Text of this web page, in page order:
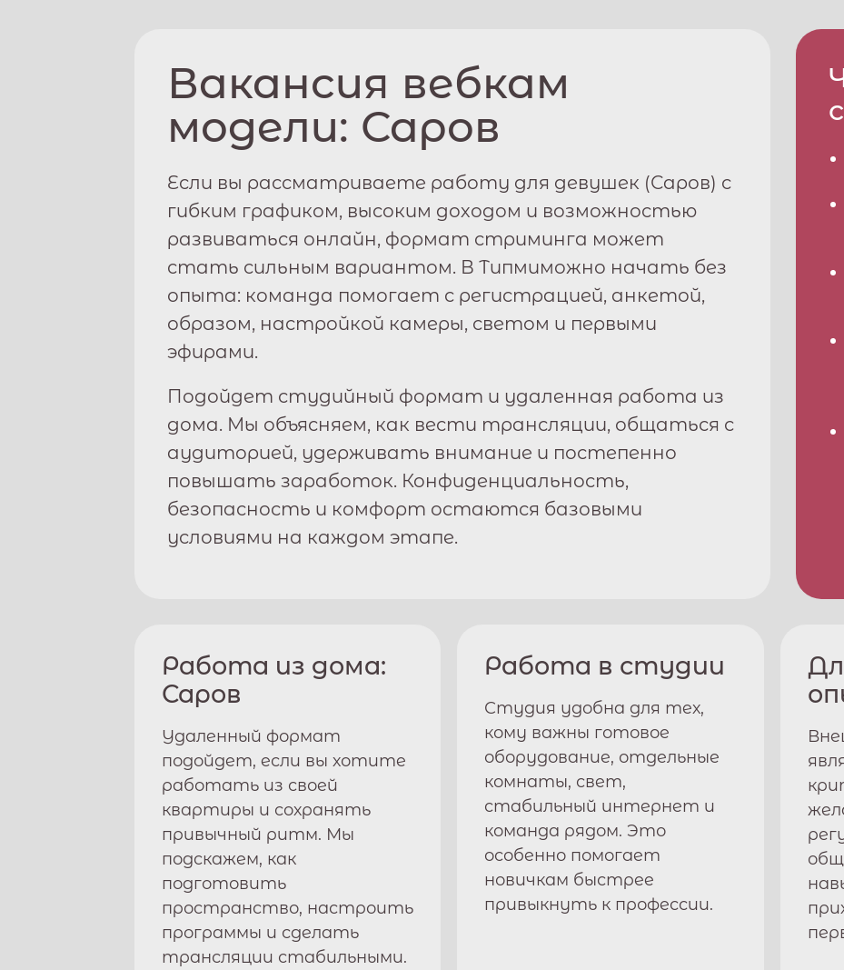
Вакансия вебкам
модели: Саров
Если вы рассматриваете работу для девушек (Саров) с
гибким графиком, высоким доходом и возможностью
развиваться онлайн, формат стриминга может
стать сильным вариантом. В Типмиможно начать без
опыта: команда помогает с регистрацией, анкетой,
образом, настройкой камеры, светом и первыми
эфирами.
Подойдет студийный формат и удаленная работа из
дома. Мы объясняем, как вести трансляции, общаться с
аудиторией, удерживать внимание и постепенно
повышать заработок. Конфиденциальность,
безопасность и комфорт остаются базовыми
условиями на каждом этапе.
Работа из дома:
Саров
Удаленный формат
подойдет, если вы хотите
работать из своей
квартиры и сохранять
привычный ритм. Мы
подскажем, как
подготовить
пространство, настроить
программы и сделать
трансляции стабильными.
Работа в студии
Студия удобна для тех,
кому важны готовое
оборудование, отдельные
комнаты, свет,
стабильный интернет и
команда рядом. Это
особенно помогает
новичкам быстрее
привыкнуть к профессии.